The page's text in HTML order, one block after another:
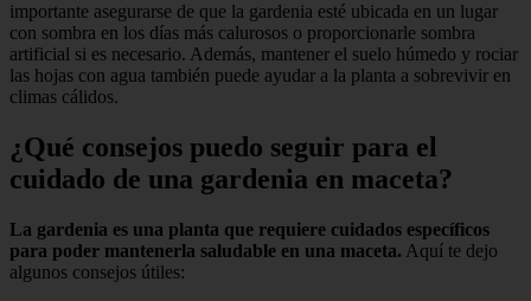
importante asegurarse de que la gardenia esté ubicada en un lugar
con sombra en los días más calurosos o proporcionarle sombra
artificial si es necesario. Además, mantener el suelo húmedo y rociar
las hojas con agua también puede ayudar a la planta a sobrevivir en
climas cálidos.
¿Qué consejos puedo seguir para el
cuidado de una gardenia en maceta?
La gardenia es una planta que requiere cuidados específicos
para poder mantenerla saludable en una maceta. Aquí te dejo
algunos consejos útiles: